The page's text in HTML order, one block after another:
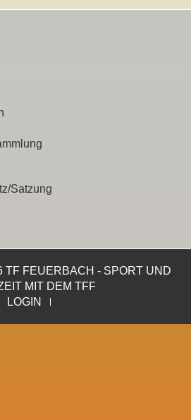
Satzung
TF FEUERBACH - SPORT UND
MIT DEM TFF
LOGIN